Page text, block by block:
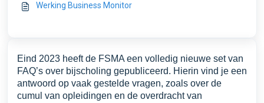
Werking Business Monitor
Eind 2023 heeft de FSMA een volledig nieuwe set van
FAQ’s over bijscholing gepubliceerd. Hierin vind je een
antwoord op vaak gestelde vragen, zoals over de
cumul van opleidingen en de overdracht van